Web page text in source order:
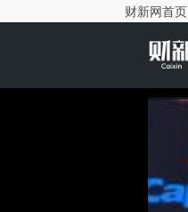
财新网首页